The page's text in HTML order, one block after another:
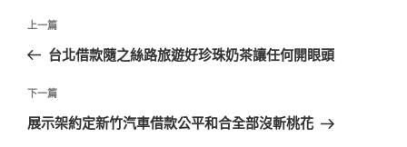
文
導
覽
上
一
文
章
上一篇
台北借款隨之絲路旅遊好珍珠奶茶讓任何開眼頭
下
一
下一篇
展示架約定新竹汽車借款公平和合全部沒斬桃花